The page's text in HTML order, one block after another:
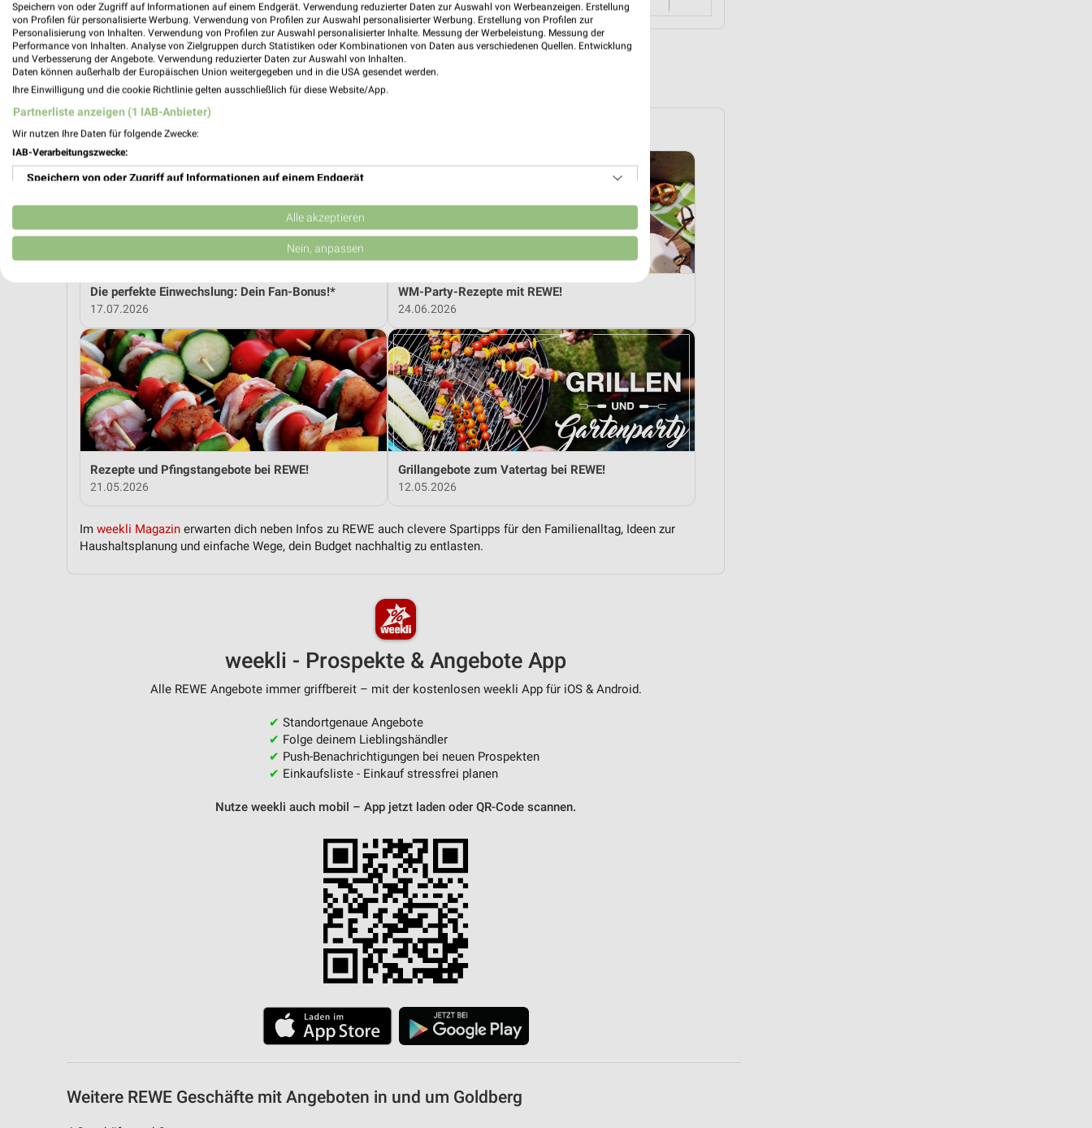
MEHR PROSPEKTE
weekli Magazin
Die perfekte Einwechslung: Dein Fan-Bonus!*
17.07.2026
WM-Party-Rezepte mit REWE!
24.06.2026
Rezepte und Pfingstangebote bei REWE!
21.05.2026
Grillangebote zum Vatertag bei REWE!
12.05.2026
Im weekli Magazin erwarten dich neben Infos zu REWE auch clevere Spartipps für den Familienalltag, Ideen zur
Haushaltsplanung und einfache Wege, dein Budget nachhaltig zu entlasten.
weekli - Prospekte & Angebote App
Alle REWE Angebote immer griffbereit – mit der kostenlosen weekli App für iOS & Android.
✔ Standortgenaue Angebote
✔ Folge deinem Lieblingshändler
✔ Push-Benachrichtigungen bei neuen Prospekten
✔ Einkaufsliste - Einkauf stressfrei planen
Nutze weekli auch mobil – App jetzt laden oder QR-Code scannen.
Weitere REWE Geschäfte mit Angeboten in und um Goldberg
Speichern von oder Zugriff auf Informationen auf einem Endgerät. Verwendung reduzierter Daten zur Auswahl von Werbeanzeigen. Erstellung
von Profilen für personalisierte Werbung. Verwendung von Profilen zur Auswahl personalisierter Werbung. Erstellung von Profilen zur
Personalisierung von Inhalten. Verwendung von Profilen zur Auswahl personalisierter Inhalte. Messung der Werbeleistung. Messung der
Performance von Inhalten. Analyse von Zielgruppen durch Statistiken oder Kombinationen von Daten aus verschiedenen Quellen. Entwicklung
und Verbesserung der Angebote. Verwendung reduzierter Daten zur Auswahl von Inhalten.
Daten können außerhalb der Europäischen Union weitergegeben und in die USA gesendet werden.
Ihre Einwilligung und die cookie Richtlinie gelten ausschließlich für diese Website/App.
Partnerliste anzeigen (1 IAB-Anbieter)
Wir nutzen Ihre Daten für folgende Zwecke:
IAB-Verarbeitungszwecke:
Speichern von oder Zugriff auf Informationen auf einem Endgerät
Verwendung reduzierter Daten zur Auswahl von Werbeanzeigen
Erstellung von Profilen für personalisierte Werbung
Erstellung von Profilen zur Personalisierung von Inhalten
Verwendung von Profilen zur Auswahl personalisierter Inhalte
Messung der Werbeleistung
Messung der Performance von Inhalten
Analyse von Zielgruppen durch Statistiken oder Kombinationen von Daten aus verschiedenen
Entwicklung und Verbesserung der Angebote
Verwendung reduzierter Daten zur Auswahl von Inhalten
IAB-Besonderheiten:
Geräte anhand von aktiv angeforderten Informationen identifizieren
Alle akzeptieren
Nein, anpassen